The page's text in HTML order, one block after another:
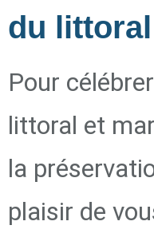
du littoral
Pour
littoral et
la
plaisir de